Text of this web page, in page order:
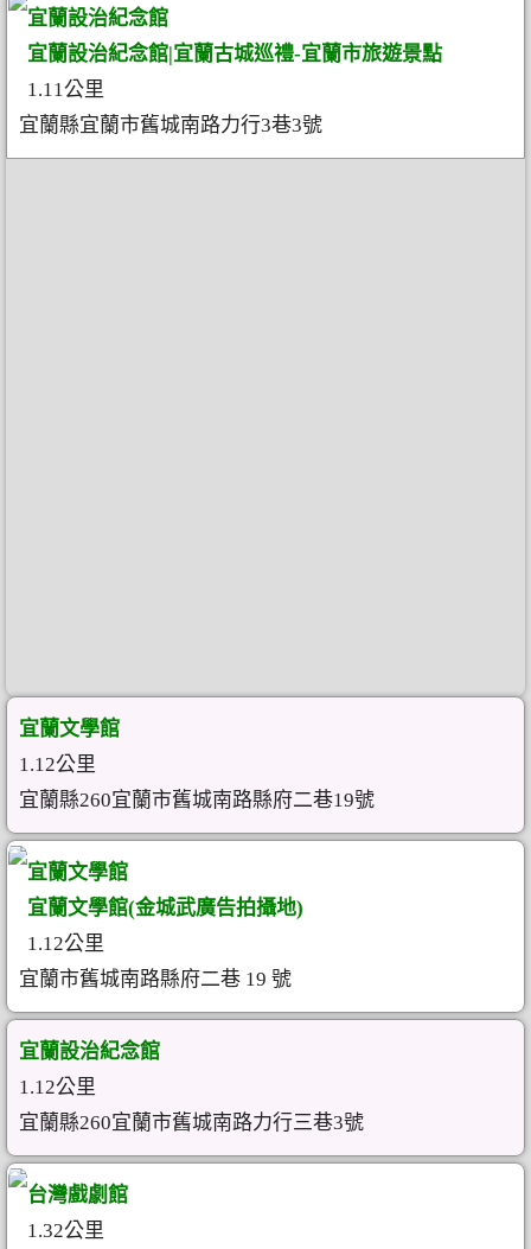
宜蘭設治紀念館
宜蘭設治紀念館|宜蘭古城巡禮-宜蘭市旅遊景點
1.11公里
宜蘭縣宜蘭市舊城南路力行3巷3號
宜蘭文學館
1.12公里
宜蘭縣260宜蘭市舊城南路縣府二巷19號
宜蘭文學館
宜蘭文學館(金城武廣告拍攝地)
1.12公里
宜蘭市舊城南路縣府二巷 19 號
宜蘭設治紀念館
1.12公里
宜蘭縣260宜蘭市舊城南路力行三巷3號
台灣戲劇館
1.32公里